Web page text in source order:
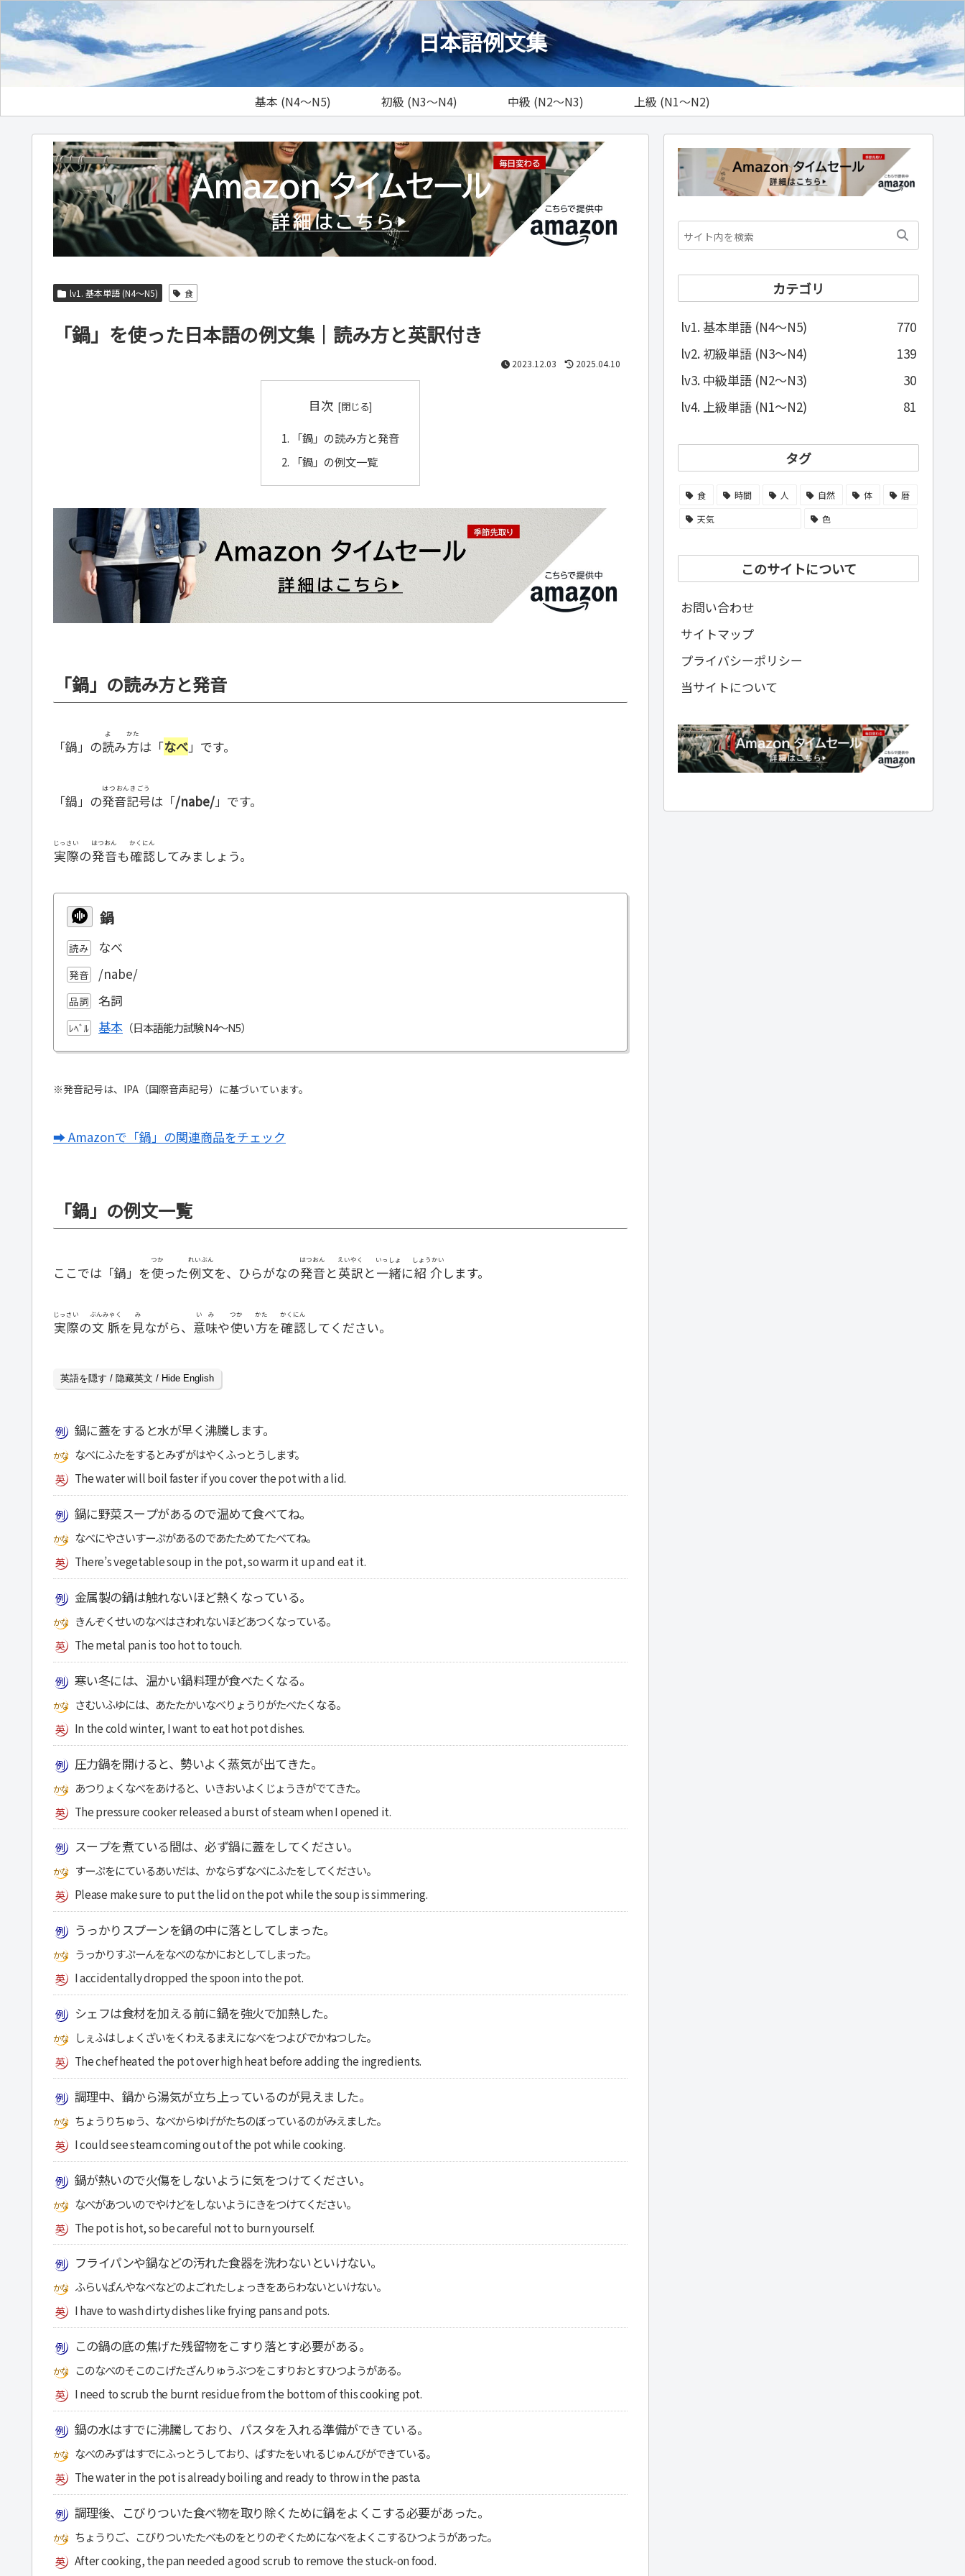
日本語例文集
基本 (N4～N5) 初級 (N3～N4) 中級 (N2～N3) 上級 (N1～N2)
lv1. 基本単語 (N4～N5) 食
「鍋」を使った日本語の例文集｜読み方と英訳付き
2023.12.03 2025.04.10
目次
「鍋」の読み方と発音
「鍋」の例文一覧
「鍋」の読み方と発音
「鍋」の読
よ
み方
かた
は「なべ」です。
「鍋」の発音記号
はつおんきごう
は「/nabe/」です。
実際
じっさい
の発音
はつおん
も確認
かくにん
してみましょう。
鍋
読み なべ
発音 /nabe/
品詞 名詞
ﾚﾍﾞﾙ 基本
※発音記号は、IPA（国際音声記号）に基づいています。
➡ Amazonで「鍋」の関連商品をチェック
「鍋」の例文一覧
ここでは「鍋」を使
つか
った例文
れいぶん
を、ひらがなの発音
はつおん
と英訳
えいやく
と一緒
いっしょ
に紹介
しょうかい
します。
実際
じっさい
の文脈
ぶんみゃく
を 見
み
ながら、 意味
いみ
や使
つか
い方
かた
を確認
かくにん
してください。
英語を隠す / 隐藏英文 / Hide English
鍋に蓋をすると水が早く沸騰します。
なべにふたをするとみずがはやくふっとうします。
The water will boil faster if you cover the pot with a lid.
鍋に野菜スープがあるので温めて食べてね。
なべにやさいすーぷがあるのであたためてたべてね。
There’s vegetable soup in the pot, so warm it up and eat it.
金属製の鍋は触れないほど熱くなっている。
きんぞくせいのなべはさわれないほどあつくなっている。
The metal pan is too hot to touch.
寒い冬には、温かい鍋料理が食べたくなる。
さむいふゆには、あたたかいなべりょうりがたべたくなる。
In the cold winter, I want to eat hot pot dishes.
圧力鍋を開けると、勢いよく蒸気が出てきた。
あつりょくなべをあけると、いきおいよくじょうきがでてきた。
The pressure cooker released a burst of steam when I opened it.
スープを煮ている間は、必ず鍋に蓋をしてください。
すーぷをにているあいだは、かならずなべにふたをしてください。
Please make sure to put the lid on the pot while the soup is simmering.
うっかりスプーンを鍋の中に落としてしまった。
うっかりすぷーんをなべのなかにおとしてしまった。
I accidentally dropped the spoon into the pot.
シェフは食材を加える前に鍋を強火で加熱した。
しぇふはしょくざいをくわえるまえになべをつよびでかねつした。
The chef heated the pot over high heat before adding the ingredients.
調理中、鍋から湯気が立ち上っているのが見えました。
ちょうりちゅう、なべからゆげがたちのぼっているのがみえました。
I could see steam coming out of the pot while cooking.
鍋が熱いので火傷をしないように気をつけてください。
なべがあついのでやけどをしないようにきをつけてください。
The pot is hot, so be careful not to burn yourself.
フライパンや鍋などの汚れた食器を洗わないといけない。
ふらいぱんやなべなどのよごれたしょっきをあらわないといけない。
I have to wash dirty dishes like frying pans and pots.
この鍋の底の焦げた残留物をこすり落とす必要がある。
このなべのそこのこげたざんりゅうぶつをこすりおとすひつようがある。
I need to scrub the burnt residue from the bottom of this cooking pot.
鍋の水はすでに沸騰しており、パスタを入れる準備ができている。
なべのみずはすでにふっとうしており、ぱすたをいれるじゅんびができている。
The water in the pot is already boiling and ready to throw in the pasta.
調理後、こびりついた食べ物を取り除くために鍋をよくこする必要があった。
ちょうりご、こびりついたたべものをとりのぞくためになべをよくこするひつようがあった。
After cooking, the pan needed a good scrub to remove the stuck-on food.
カテゴリ
lv1. 基本単語 (N4～N5)
770
lv2. 初級単語 (N3～N4)
139
lv3. 中級単語 (N2～N3)
30
lv4. 上級単語 (N1～N2)
81
タグ
食 時間 人 自然 体
暦
天気
色
このサイトについて
お問い合わせ
サイトマップ
プライバシーポリシー
当サイトについて